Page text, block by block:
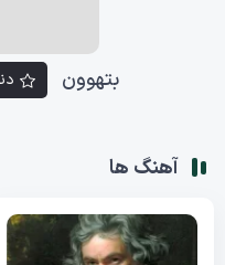
بتهوون
آهنگ ها